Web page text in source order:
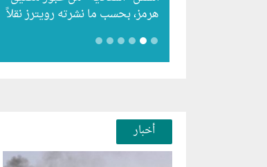
هرمز، بحسب ما نشرته رويترز نقلاً
أخبار